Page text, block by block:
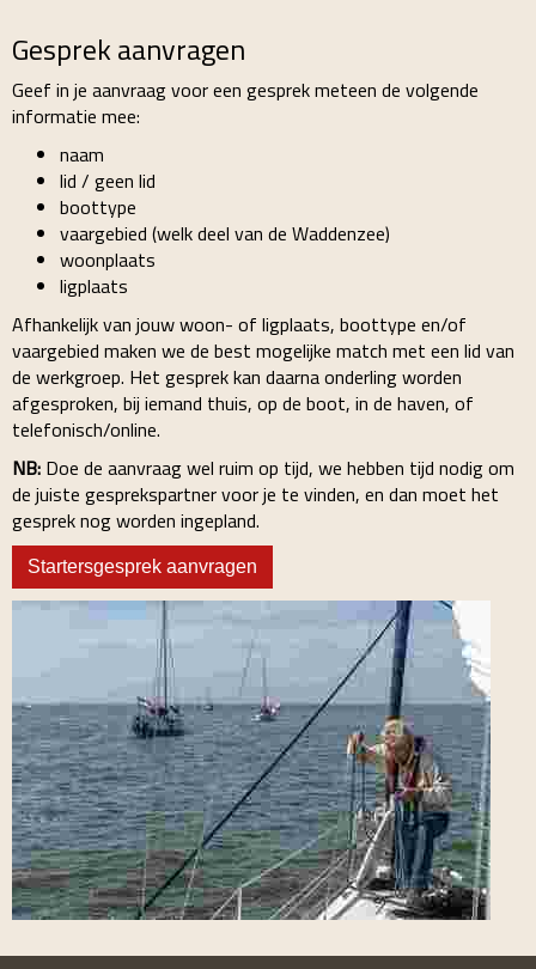
Gesprek aanvragen
Geef in je aanvraag voor een gesprek meteen de volgende
informatie mee:
naam
lid / geen lid
boottype
vaargebied (welk deel van de Waddenzee)
woonplaats
ligplaats
Afhankelijk van jouw woon- of ligplaats, boottype en/of
vaargebied maken we de best mogelijke match met een lid van
de werkgroep. Het gesprek kan daarna onderling worden
afgesproken, bij iemand thuis, op de boot, in de haven, of
telefonisch/online.
NB: Doe de aanvraag wel ruim op tijd, we hebben tijd nodig om
de juiste gesprekspartner voor je te vinden, en dan moet het
gesprek nog worden ingepland.
Startersgesprek aanvragen